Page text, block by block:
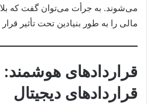
می‌شوند. به جرأت می‌توان گفت که
مالی را به طور بنیادین تحت تأثیر قرار
قراردادهای هوشمند:
قراردادهای دیجیتال